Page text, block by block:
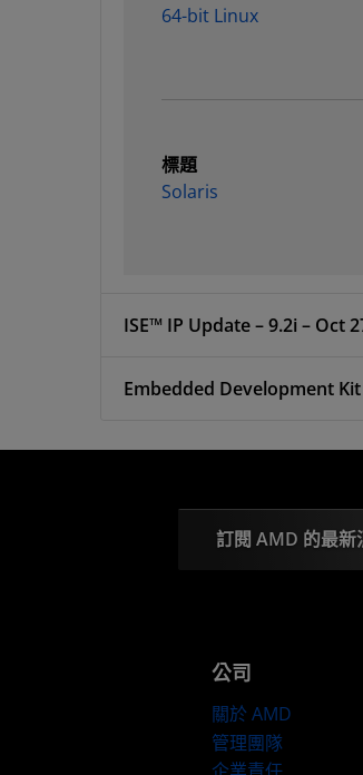
64-bit Linux
標題
Solaris
ISE™ IP Update – 9.2i – Oct
Embedded Development Kit
訂閱 AMD 的最新
公司
關於 AMD
管理團隊